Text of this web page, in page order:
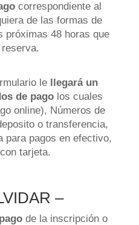
correspondiente al
de las formas de
próximas 48 horas que
le llegará un
de pago los cuales
online), Números de
o transferencia,
para pagos en efectivo,
tarjeta.
–
de la inscripción o